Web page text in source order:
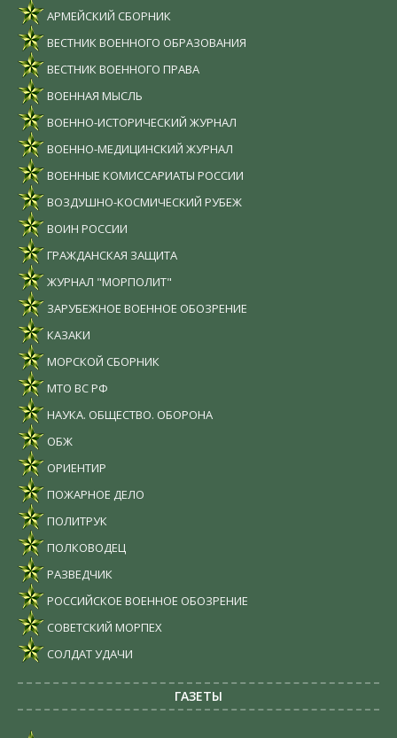
АРМЕЙСКИЙ СБОРНИК
ВЕСТНИК ВОЕННОГО ОБРАЗОВАНИЯ
ВЕСТНИК ВОЕННОГО ПРАВА
ВОЕННАЯ МЫСЛЬ
ВОЕННО-ИСТОРИЧЕСКИЙ ЖУРНАЛ
ВОЕННО-МЕДИЦИНСКИЙ ЖУРНАЛ
ВОЕННЫЕ КОМИССАРИАТЫ РОССИИ
ВОЗДУШНО-КОСМИЧЕСКИЙ РУБЕЖ
ВОИН РОССИИ
ГРАЖДАНСКАЯ ЗАЩИТА
ЖУРНАЛ "МОРПОЛИТ"
ЗАРУБЕЖНОЕ ВОЕННОЕ ОБОЗРЕНИЕ
КАЗАКИ
МОРСКОЙ СБОРНИК
МТО ВС РФ
НАУКА. ОБЩЕСТВО. ОБОРОНА
ОБЖ
ОРИЕНТИР
ПОЖАРНОЕ ДЕЛО
ПОЛИТРУК
ПОЛКОВОДЕЦ
РАЗВЕДЧИК
РОССИЙСКОЕ ВОЕННОЕ ОБОЗРЕНИЕ
СОВЕТСКИЙ МОРПЕХ
СОЛДАТ УДАЧИ
ГАЗЕТЫ